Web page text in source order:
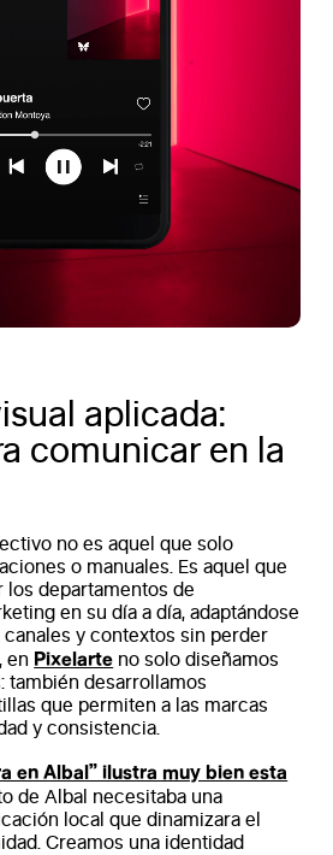
aplicada:
comunicar en la
no es aquel que solo
o manuales. Es aquel que
los departamentos de
en su día a día, adaptándose
y contextos sin perder
en Pixelarte no solo diseñamos
también desarrollamos
que permiten a las marcas
y consistencia.
en Albal” ilustra muy bien esta
de Albal necesitaba una
local que dinamizara el
Creamos una identidad